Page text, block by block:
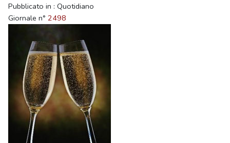
Pubblicato in : Quotidiano
Giornale n° 2498